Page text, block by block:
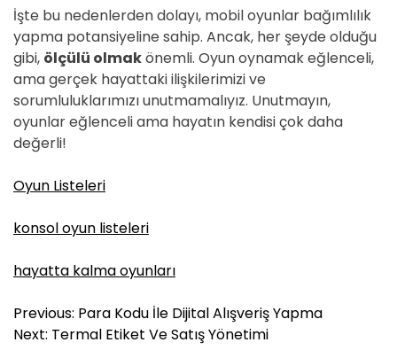
İşte bu nedenlerden dolayı, mobil oyunlar bağımlılık
yapma potansiyeline sahip. Ancak, her şeyde olduğu
gibi, ölçülü olmakönemli. Oyun oynamak eğlenceli,
ama gerçek hayattaki ilişkilerimizi ve
sorumluluklarımızı unutmamalıyız. Unutmayın,
oyunlar eğlenceli ama hayatın kendisi çok daha
değerli!
Oyun Listeleri
konsol oyun listeleri
hayatta kalma oyunları
Y
a
Previous: Para Kodu İle Dijital Alışveriş Yapma
Next: Termal Etiket Ve Satış Yönetimi